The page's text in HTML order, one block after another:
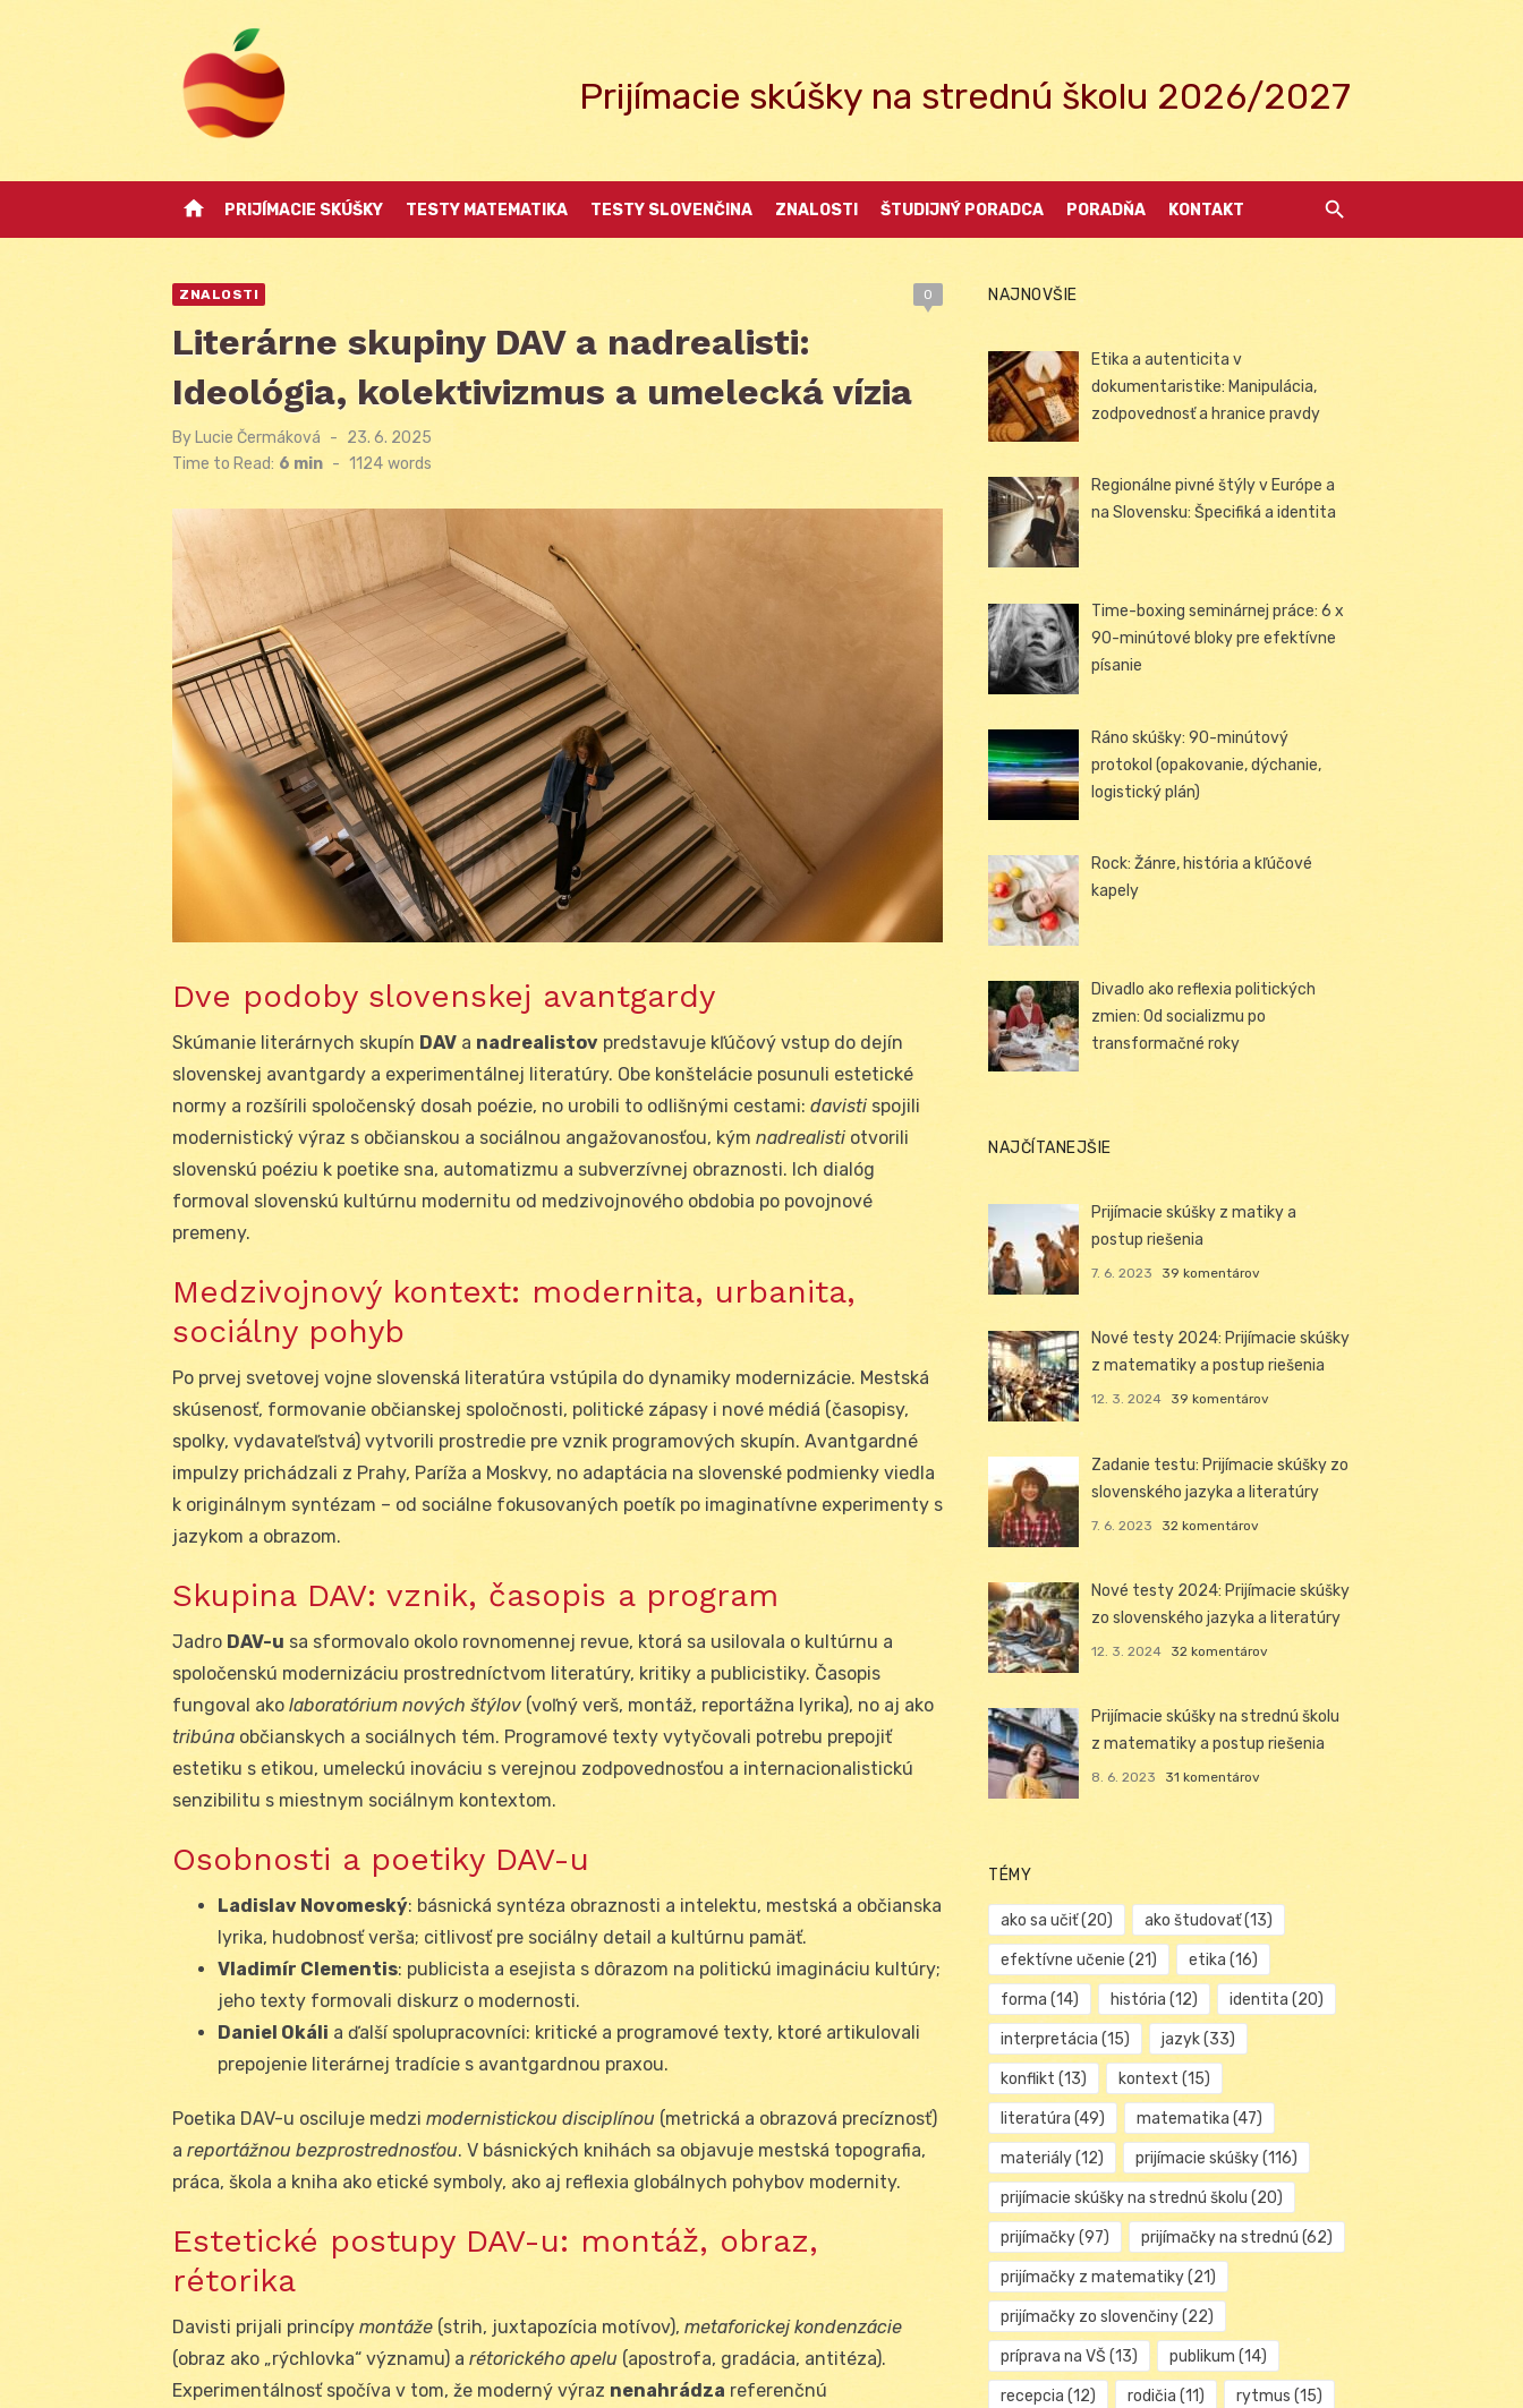
Prijímacie skúšky na strednú školu 2026/2027
home PRIJÍMACIE SKÚŠKY TESTY MATEMATIKA TESTY SLOVENČINA ZNALOSTI ŠTUDIJNÝ PORADCA PORADŇA KONTAKT
ZNALOSTI 0
Literárne skupiny DAV a nadrealisti:
Ideológia, kolektivizmus a umelecká vízia
By Lucie Čermáková
Posted
on
23. 6. 2025
Time to Read: 6 min - 1124 words
Dve podoby slovenskej avantgardy
Skúmanie literárnych skupín DAV a nadrealistov predstavuje kľúčový vstup do dejín
slovenskej avantgardy a experimentálnej literatúry. Obe konštelácie posunuli estetické
normy a rozšírili spoločenský dosah poézie, no urobili to odlišnými cestami: davisti spojili
modernistický výraz s občianskou a sociálnou angažovanosťou, kým nadrealisti otvorili
slovenskú poéziu k poetike sna, automatizmu a subverzívnej obraznosti. Ich dialóg
formoval slovenskú kultúrnu modernitu od medzivojnového obdobia po povojnové
premeny.
Medzivojnový kontext: modernita, urbanita,
sociálny pohyb
Po prvej svetovej vojne slovenská literatúra vstúpila do dynamiky modernizácie. Mestská
skúsenosť, formovanie občianskej spoločnosti, politické zápasy i nové médiá (časopisy,
spolky, vydavateľstvá) vytvorili prostredie pre vznik programových skupín. Avantgardné
impulzy prichádzali z Prahy, Paríža a Moskvy, no adaptácia na slovenské podmienky viedla
k originálnym syntézam – od sociálne fokusovaných poetík po imaginatívne experimenty s
jazykom a obrazom.
Skupina DAV: vznik, časopis a program
Jadro DAV-u sa sformovalo okolo rovnomennej revue, ktorá sa usilovala o kultúrnu a
spoločenskú modernizáciu prostredníctvom literatúry, kritiky a publicistiky. Časopis
fungoval ako laboratórium nových štýlov (voľný verš, montáž, reportážna lyrika), no aj ako
tribúna občianskych a sociálnych tém. Programové texty vytyčovali potrebu prepojiť
estetiku s etikou, umeleckú inováciu s verejnou zodpovednosťou a internacionalistickú
senzibilitu s miestnym sociálnym kontextom.
Osobnosti a poetiky DAV-u
Ladislav Novomeský: básnická syntéza obraznosti a intelektu, mestská a občianska
lyrika, hudobnosť verša; citlivosť pre sociálny detail a kultúrnu pamäť.
Vladimír Clementis: publicista a esejista s dôrazom na politickú imagináciu kultúry;
jeho texty formovali diskurz o modernosti.
Daniel Okáli a ďalší spolupracovníci: kritické a programové texty, ktoré artikulovali
prepojenie literárnej tradície s avantgardnou praxou.
Poetika DAV-u osciluje medzi modernistickou disciplínou (metrická a obrazová precíznosť)
a reportážnou bezprostrednosťou. V básnických knihách sa objavuje mestská topografia,
práca, škola a kniha ako etické symboly, ako aj reflexia globálnych pohybov modernity.
Estetické postupy DAV-u: montáž, obraz,
rétorika
Davisti prijali princípy montáže (strih, juxtapozícia motívov), metaforickej kondenzácie
(obraz ako „rýchlovka“ významu) a rétorického apelu (apostrofa, gradácia, antitéza).
Experimentálnosť spočíva v tom, že moderný výraz nenahrádza referenčnú
NAJNOVŠIE
Etika a autenticita v
dokumentaristike: Manipulácia,
zodpovednosť a hranice pravdy
Regionálne pivné štýly v Európe a
na Slovensku: Špecifiká a identita
Time-boxing seminárnej práce: 6 x
90-minútové bloky pre efektívne
písanie
Ráno skúšky: 90-minútový
protokol (opakovanie, dýchanie,
logistický plán)
Rock: Žánre, história a kľúčové
kapely
Divadlo ako reflexia politických
zmien: Od socializmu po
transformačné roky
NAJČÍTANEJŠIE
Prijímacie skúšky z matiky a
postup riešenia
7. 6. 2023 39 komentárov
Nové testy 2024: Prijímacie skúšky
z matematiky a postup riešenia
12. 3. 2024 39 komentárov
Zadanie testu: Prijímacie skúšky zo
slovenského jazyka a literatúry
7. 6. 2023 32 komentárov
Nové testy 2024: Prijímacie skúšky
zo slovenského jazyka a literatúry
12. 3. 2024 32 komentárov
Prijímacie skúšky na strednú školu
z matematiky a postup riešenia
8. 6. 2023 31 komentárov
TÉMY
ako sa učiť(20) ako študovať(13)
efektívne učenie (21) etika (16)
forma (14) história (12) identita (20)
interpretácia (15) jazyk(33)
konflikt (13) kontext (15)
literatúra (49) matematika (47)
materiály(12) prijímacie skúšky(116)
prijímacie skúšky na strednú školu (20)
prijímačky(97) prijímačky na strednú (62)
prijímačky z matematiky(21)
prijímačky zo slovenčiny(22)
príprava na VŠ (13) publikum (14)
recepcia (12) rodičia (11) rytmus (15)